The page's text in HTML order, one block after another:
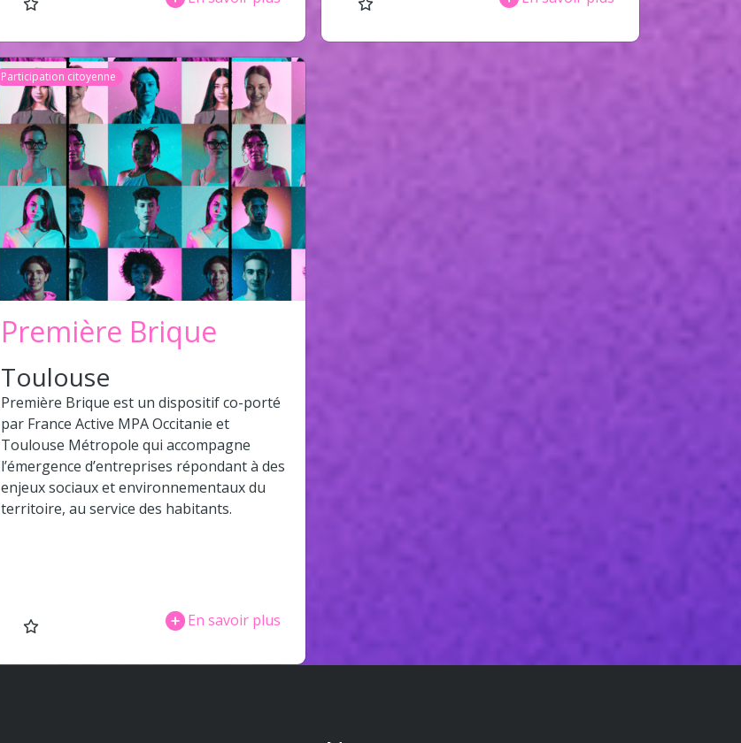
Participation citoyenne
Première Brique
Toulouse
Première Brique est un dispositif co-porté
par France Active MPA Occitanie et
Toulouse Métropole qui accompagne
l’émergence d’entreprises répondant à des
enjeux sociaux et environnementaux du
territoire, au service des habitants.
En savoir plus